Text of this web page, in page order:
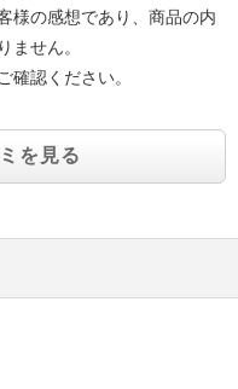
様の感想であり、商品の内
ません。
確認ください。
を見る